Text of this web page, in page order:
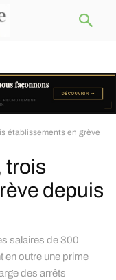
établissements en grève
trois
depuis
salaires de 300
en outre une prime
des arrêts